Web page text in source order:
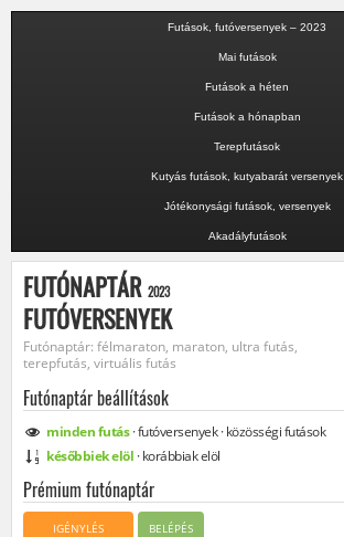
Futások, futóversenyek – 2023
Mai futások
Futások a héten
Futások a hónapban
Terepfutások
Kutyás futások, kutyabarát versenyek
Jótékonysági futások, versenyek
Akadályfutások
FUTÓNAPTÁR 2023
FUTÓVERSENYEK
Futónaptár: félmaraton, maraton, ultra futás,
terepfutás, virtuális futás
Futónaptár beállítások
mindenfutás·futóversenyek·közösségifutások
későbbiek elöl ·korábbiak elöl
Prémium futónaptár
IGÉNYLÉS BELÉPÉS